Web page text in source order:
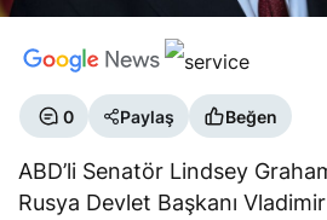
0 Paylaş Beğen
ABD’li Senatör Lindsey
Rusya Devlet Başkanı